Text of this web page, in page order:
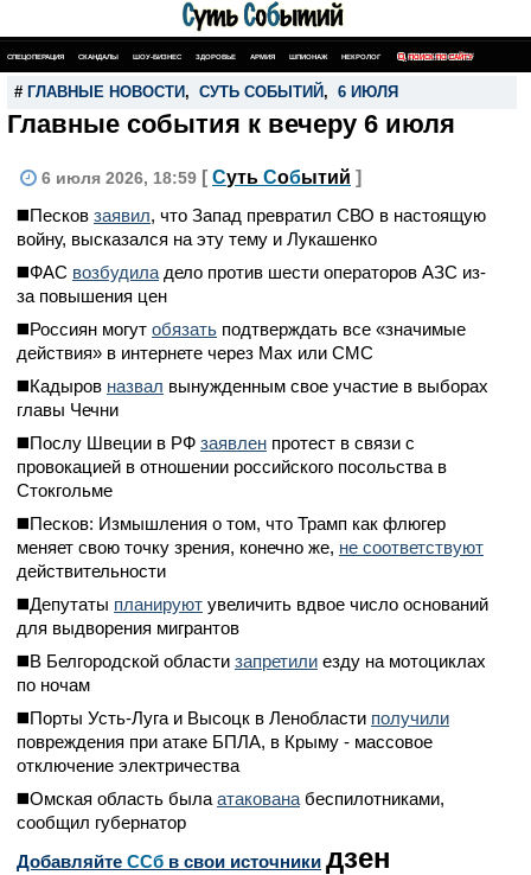
СПЕЦОПЕРАЦИЯ СКАНДАЛЫ ШОУ-БИЗНЕС ЗДОРОВЬЕ АРМИЯ ШПИОНАЖ НЕКРОЛОГ ПОИСК ПО САЙТУ
# ГЛАВНЫЕ НОВОСТИ , СУТЬ СОБЫТИЙ , 6 ИЮЛЯ
Главные события к вечеру 6 июля
6 июля 2026, 18:59 [ Суть Событий ]
◼️Песков заявил, что Запад превратил СВО в настоящую
войну, высказался на эту тему и Лукашенко
◼️ФАС возбудила дело против шести операторов АЗС из-
за повышения цен
◼️Россиян могут обязать подтверждать все «значимые
действия» в интернете через Max или СМС
◼️Кадыров назвал вынужденным свое участие в выборах
главы Чечни
◼️Послу Швеции в РФ заявлен протест в связи с
провокацией в отношении российского посольства в
Стокгольме
◼️Песков: Измышления о том, что Трамп как флюгер
меняет свою точку зрения, конечно же, не соответствуют
действительности
◼️Депутаты планируют увеличить вдвое число оснований
для выдворения мигрантов
◼️В Белгородской области запретили езду на мотоциклах
по ночам
◼️Порты Усть-Луга и Высоцк в Ленобласти получили
повреждения при атаке БПЛА, в Крыму - массовое
отключение электричества
◼️Омская область была атакована беспилотниками,
сообщил губернатор
Добавляйте CСб в свои источники дзен